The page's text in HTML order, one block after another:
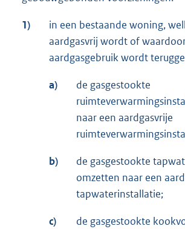
1)
in een bestaande woning,
aardgasvrij wordt of
aardgasgebruik wordt
a)
de gasgestookte
naar een aardgasvrije
b)
de gasgestookte
omzetten naar een
tapwaterinstallatie;
c)
de gasgestookte